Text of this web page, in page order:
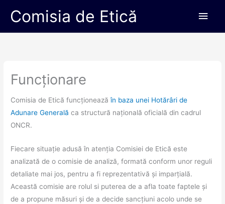
Comisia de Etică
Main
Funcționare
Comisia de Etică funcționeazăîn baza unei Hotărâri de
Adunare Generală ca structură națională oficială din cadrul
ONCR.
Fiecare situație adusă în atenția Comisiei de Etică este
analizată de o comisie de analiză, formată conform unor reguli
detaliate mai jos, pentru a fi reprezentativă și imparțială.
Această comisie are rolul si puterea de a afla toate faptele și
de a propune măsuri și de a decide sancțiuni acolo unde se